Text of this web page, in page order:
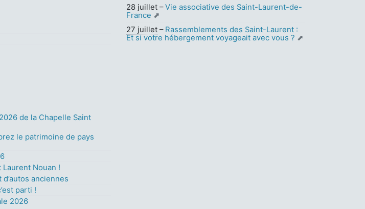
de la Chapelle Saint
le patrimoine de pays
Laurent Nouan !
anciennes
parti !
2026
28 juillet –Vie associative des Saint-Laurent-de-
France
27 juillet – Rassemblements des Saint-Laurent :
Et si votre hébergement voyageait avec vous ?